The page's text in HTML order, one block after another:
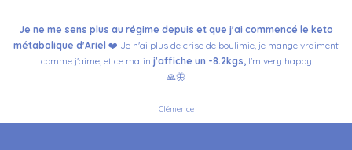
Je ne me sens plus au régime depuis et que j'ai commencé le keto
métabolique d'Ariel ❤️ Je n'ai plus de crise de boulimie, je mange vraiment
comme j'aime, et ce matin j'affiche un -8.2kgs, I'm very happy
🙏🦋
Clémence